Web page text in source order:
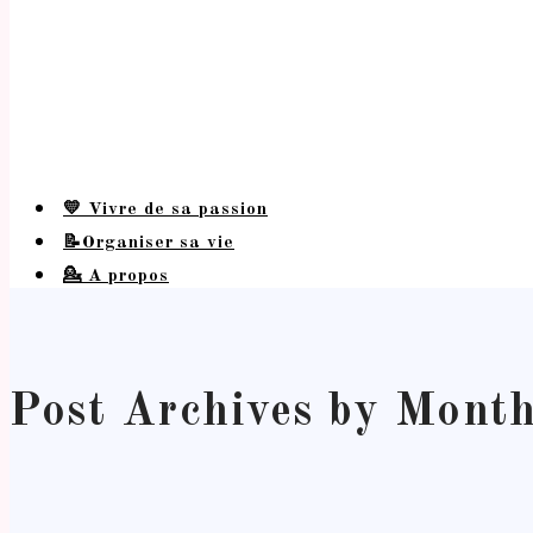
💛 Vivre de sa passion
📝Organiser sa vie
💁 A propos
Post Archives by